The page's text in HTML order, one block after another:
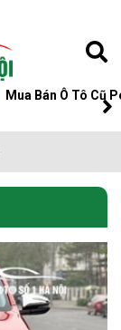
Mua Bán Ô Tô Cũ